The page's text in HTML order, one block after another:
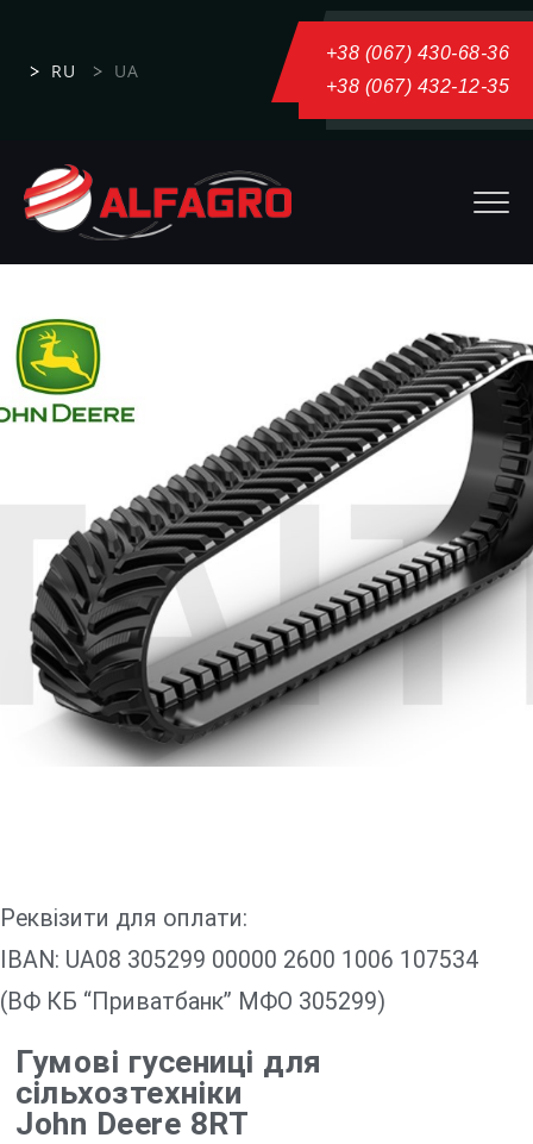
RU UA
+38 (067) 430-68-36
+38 (067) 432-12-35
Реквізити для оплати:
IBAN: UA08 305299 00000 2600 1006 107534
(ВФ КБ “Приватбанк” МФО 305299)
Гумові гусениці для
сільхозтехніки
John Deere 8RT